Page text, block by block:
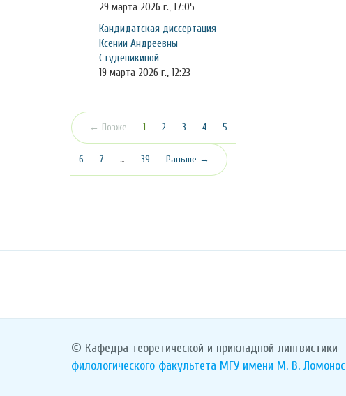
29 марта 2026 г., 17:05
Кандидатская диссертация
Ксении Андреевны
Студеникиной
19 марта 2026 г., 12:23
← Позже 1 (текущая)
2 3 4 5
6 7 … 39 Раньше →
© Кафедра теоретической и прикладной лингвистики
филологического факультета МГУ имени М. В.